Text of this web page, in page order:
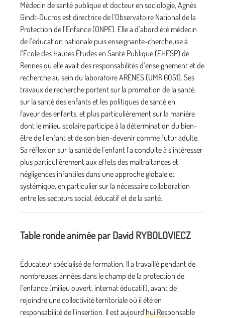
Médecin de santé publique et docteur en sociologie, Agnès
Gindt-Ducros est directrice de l’Observatoire National de la
Protection de l’Enfance (ONPE). Elle a d’abord été médecin
de l’éducation nationale puis enseignante-chercheuse à
l’École des Hautes Études en Santé Publique (EHESP) de
Rennes où elle avait des responsabilités d’enseignement et de
recherche au sein du laboratoire ARENES (UMR 6051). Ses
travaux de recherche portent sur la promotion de la santé,
sur la santé des enfants et les politiques de santé en
faveur des enfants, et plus particulièrement sur la manière
dont le milieu scolaire participe à la détermination du bien-
être de l’enfant et de son bien-devenir comme futur adulte.
Sa réflexion sur la santé de l’enfant l’a conduite à s’intéresser
plus particulièrement aux effets des maltraitances et
négligences infantiles dans une approche globale et
systémique, en particulier sur la nécessaire collaboration
entre les secteurs social, éducatif et de la santé.
Table ronde animée par David RYBOLOVIECZ
Éducateur spécialisé de formation, Il a travaillé pendant de
nombreuses années dans le champ de la protection de
l’enfance (milieu ouvert, internat éducatif), avant de
rejoindre une collectivité territoriale où il été en
responsabilité de l’insertion. Il est aujourd’hui Responsable